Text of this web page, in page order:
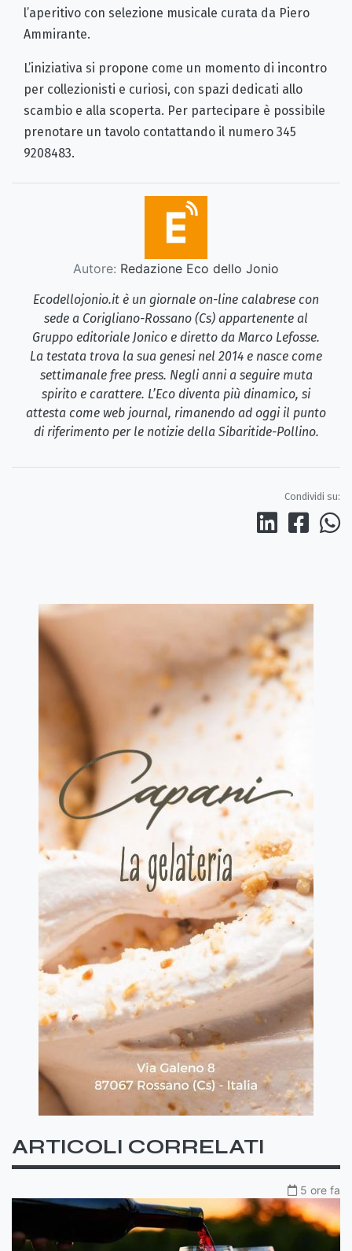
l’aperitivo con selezione musicale curata da Piero
Ammirante.
L’iniziativa si propone come un momento di incontro
per collezionisti e curiosi, con spazi dedicati allo
scambio e alla scoperta. Per partecipare è possibile
prenotare un tavolo contattando il numero 345
9208483.
Autore: Redazione Eco dello Jonio
Ecodellojonio.it è un giornale on-line calabrese con
sede a Corigliano-Rossano (Cs) appartenente al
Gruppo editoriale Jonico e diretto da Marco Lefosse.
La testata trova la sua genesi nel 2014 e nasce come
settimanale free press. Negli anni a seguire muta
spirito e carattere. L’Eco diventa più dinamico, si
attesta come web journal, rimanendo ad oggi il punto
di riferimento per le notizie della Sibaritide-Pollino.
Condividi su:
ARTICOLI CORRELATI
5 ore fa